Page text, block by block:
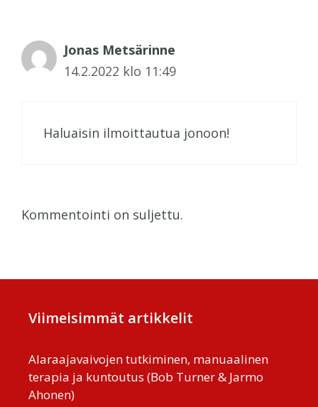
Jonas Metsärinne
14.2.2022 klo 11:49
Haluaisin ilmoittautua jonoon!
Kommentointi on suljettu.
Viimeisimmät artikkelit
Alaraajavaivojen tutkiminen, manuaalinen
terapia ja kuntoutus (Bob Turner & Jarmo
Ahonen)